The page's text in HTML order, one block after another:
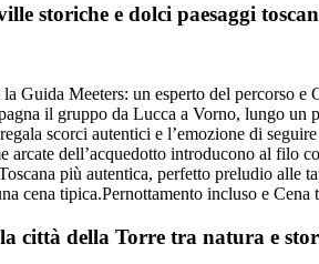
storiche e dolci paesaggi
Guida Meeters: un esperto del percorso
il gruppo da Lucca a Vorno, lungo un
scorci autentici e l’emozione di
arcate dell’acquedotto introducono al
più autentica, perfetto preludio alle
cena tipica.Pernottamento incluso e
città della Torre tra natura e